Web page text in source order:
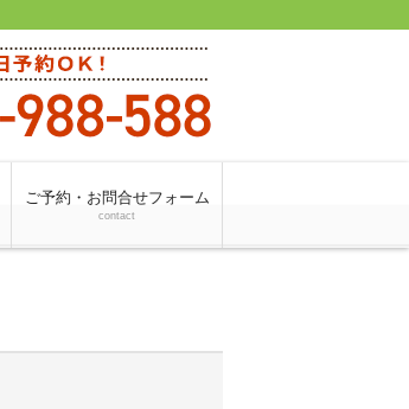
ご予約・お問合せフォーム
contact